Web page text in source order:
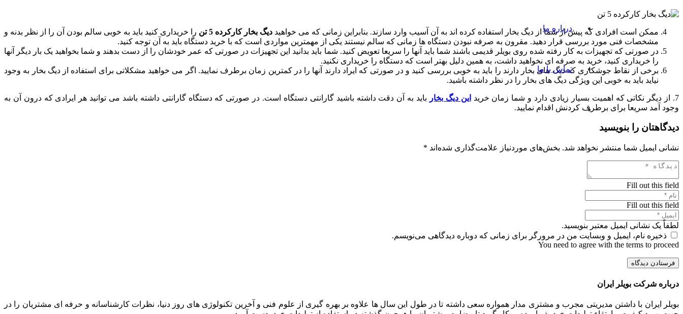
درباره ما
تماس با ما
ممکن است افرادی که پیش از شما از دیگ بخار استفاده کرده اند به آن آسیب وارد سازند. بنابراین زمانی که می خواهید دیگ بخار کارکرده 5 تن
را خریداری کنید باید به خوبی سالم بودن آن را از نظر بدنه و
مشخصات فنی مورد بررسی قرار دهید. مقرون به صرفه نبودن دستگاه ها زمانی که سالم نیستند یکی از مهمترین مواردی است که با خرید دستگاه باید به آن توجه کنید.
در صورتی که تجهیزات به کار رفته شده روی بویلر قدیمی باشند شما باید آنها را سریعا تعویض کنید. شما باید بدانید این تجهیزات در صورتی که عمر خودشان را از دست بدهند و شما بخواهید یک بار دیگر آنها
را خریداری کنید، خرید به صرفه ای نخواهید داشت، به همین دلیل بهتر است که دستگاه را خریداری نکنید.
برخی از نقاط جوشکاری که دیگ های بخار دارند را باید به خوبی بررسی کنید و در صورتی که ایراد دارند آنها را در کمترین زمان برطرف نمایید. اگر می خواهید مشکلاتی برای استفاده از دیگ بخار به وجود
نیاید باید به خوبی این ویژگی دیگ های بخار را در نظر داشته باشید.
7. از دیگر نکاتی که اهمیت بسیار زیادی دارد و شما زمان خرید این دیگ بخار
باید به آن دقت داشته باشید گارانتی دستگاه است. در صورتی که دستگاه گارانتی داشته باشد می توانید هر ایرادی که درون آن به
وجود آمد سریعا برای برطرف کردنش اقدام نمایید.
دیدگاهتان را بنویسید
نشانی ایمیل شما منتشر نخواهد شد. بخش‌های موردنیاز علامت‌گذاری شده‌اند *
Fill out this field
Fill out this field
لطفاً یک نشانی ایمیل معتبر بنویسید.
ذخیره نام، ایمیل و وبسایت من در مرورگر برای زمانی که دوباره دیدگاهی می‌نویسم.
You need to agree with the terms to proceed
فرستادن دیدگاه
درباره شرکت بویلر ایران
بویلر ایران با داشتن مدیریتی مجرب و مشتری مدار همواره سعی داشته تا در طول این سال ها علاوه بر بهره گیری از علوم فنی و آخرین تکنولوژی های روز دنیا، نظرات کارشناسانه و حرفه ای مشتریان را در